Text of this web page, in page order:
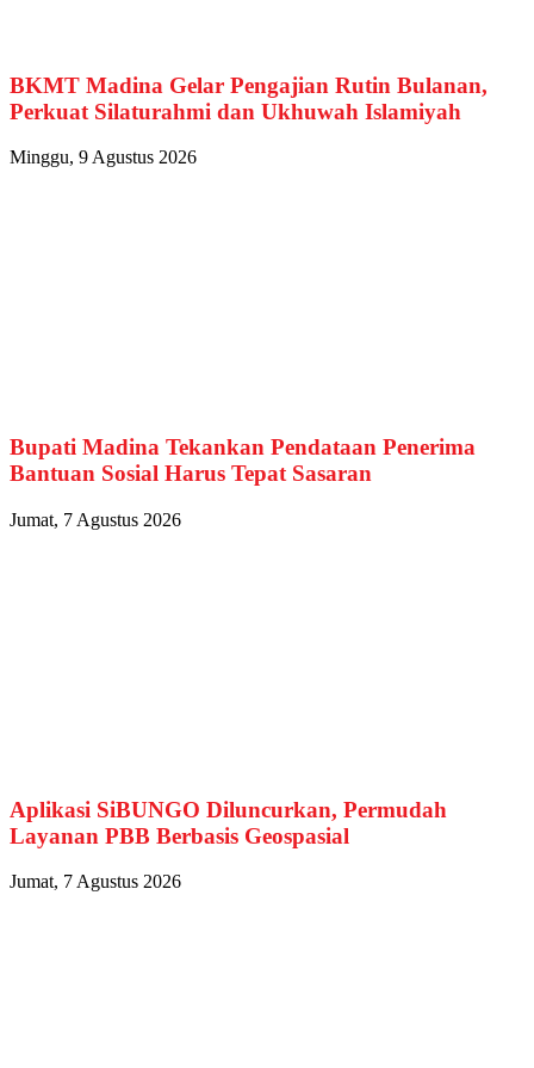
BKMT Madina Gelar Pengajian Rutin Bulanan,
Perkuat Silaturahmi dan Ukhuwah Islamiyah
Minggu, 9 Agustus 2026
Bupati Madina Tekankan Pendataan Penerima
Bantuan Sosial Harus Tepat Sasaran
Jumat, 7 Agustus 2026
Aplikasi SiBUNGO Diluncurkan, Permudah
Layanan PBB Berbasis Geospasial
Jumat, 7 Agustus 2026